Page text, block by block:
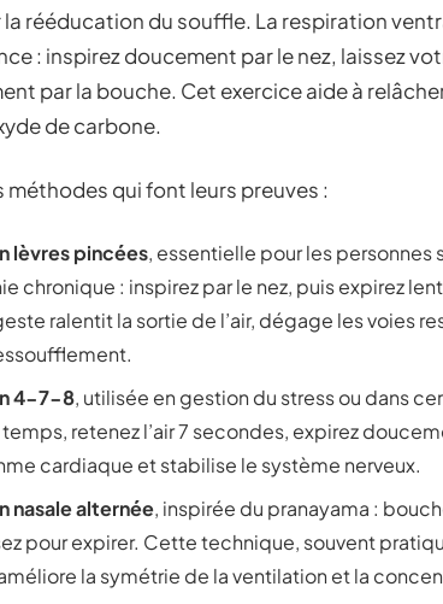
rééducation du souffle. La respiration
: inspirez doucement par le nez, laissez
par la bouche. Cet exercice aide à
de carbone.
méthodes qui font leurs preuves :
lèvres pincées, essentielle pour les
chronique : inspirez par le nez, puis expirez
ralentit la sortie de l’air, dégage les voies
4-7-8, utilisée en gestion du stress ou dans
temps, retenez l’air 7 secondes, expirez
cardiaque et stabilise le système nerveux.
nasale alternée, inspirée du pranayama :
pour expirer. Cette technique, souvent
la symétrie de la ventilation et la